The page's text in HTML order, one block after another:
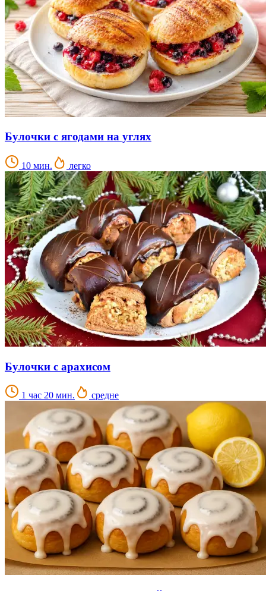
Булочки с ягодами на углях
10 мин. легко
Булочки с арахисом
1 час 20 мин. средне